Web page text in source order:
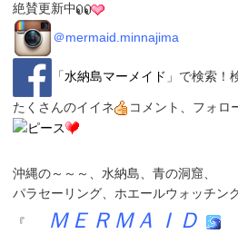
絶賛更新中
＠mermaid.minnajima
「水納島マーメイド 」 で検索！
たくさんのイイネ コメント、フォロ
沖縄の～～～、 水納島、 青の洞窟、
パラセーリング、 ホエールウォッチン
『 ＭＥＲＭＡＩＤ